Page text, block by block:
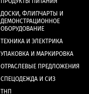
ДОСКИ, ФЛИПЧАРТЫ И
ДЕМОНСТРАЦИОННОЕ
ОБОРУДОВАНИЕ
ТЕХНИКА И ЭЛЕКТРИКА
УПАКОВКА И МАРКИРОВКА
ОТРАСЛЕВЫЕ ПРЕДЛОЖЕНИЯ
СПЕЦОДЕЖДА И СИЗ
ТНП